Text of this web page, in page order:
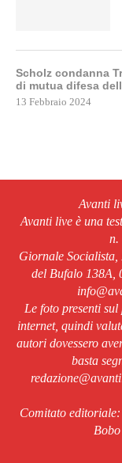
Scholz condanna
di mutua difesa
13 Febbraio 2024
Avanti
Avanti live è una
n.
Giornale Socialista,
del Bufalo 138A,
Le foto presenti
internet, quindi
autori dovessero
basta
Comitato